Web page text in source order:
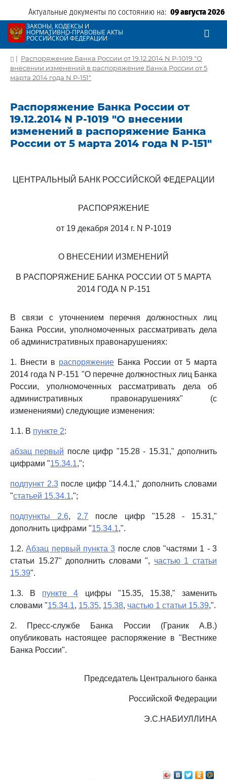
Актуальные документы по состоянию на: 09 августа 2026
ЗАКОНЫ, КОДЕКСЫ И
НОРМАТИВНО-ПРАВОВЫЕ АКТЫ
РОССИЙСКОЙ ФЕДЕРАЦИИ
| Распоряжение Банка России от 19.12.2014 N Р-1019 "О
внесении изменений в распоряжение Банка России от 5
марта 2014 года N Р-151"
Распоряжение Банка России от
19.12.2014 N Р-1019 "О внесении
изменений в распоряжение Банка
России от 5 марта 2014 года N Р-151"
ЦЕНТРАЛЬНЫЙ БАНК РОССИЙСКОЙ ФЕДЕРАЦИИ
РАСПОРЯЖЕНИЕ
от 19 декабря 2014 г. N Р-1019
О ВНЕСЕНИИ ИЗМЕНЕНИЙ
В РАСПОРЯЖЕНИЕ БАНКА РОССИИ ОТ 5 МАРТА
2014 ГОДА N Р-151
В связи с уточнением перечня должностных лиц
Банка России, уполномоченных рассматривать дела
об административных правонарушениях:
1. Внести в распоряжение Банка России от 5 марта
2014 года N Р-151 "О перечне должностных лиц Банка
России, уполномоченных рассматривать дела об
административных правонарушениях" (с
изменениями) следующие изменения:
1.1. В пункте 2:
абзац первый после цифр "15.28 - 15.31," дополнить
цифрами "15.34.1,";
подпункт 2.3после цифр "14.4.1," дополнить словами
"статьей 15.34.1,";
подпункты 2.6, 2.7 после цифр "15.28 - 15.31,"
дополнить цифрами "15.34.1,".
1.2.Абзац первый пункта 3 после слов "частями 1 - 3
статьи 15.27" дополнить словами ", частью 1 статьи
15.39".
1.3. В пункте 4 цифры "15.35, 15.38," заменить
словами "15.34.1, 15.35, 15.38, частью 1 статьи 15.39,".
2. Пресс-службе Банка России (Граник А.В.)
опубликовать настоящее распоряжение в "Вестнике
Банка России".
Председатель Центрального банка
Российской Федерации
Э.С.НАБИУЛЛИНА